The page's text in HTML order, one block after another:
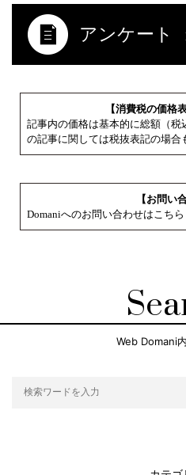
アンケート
【消費税の価格
記事内の価格は基本的に総額（税
の記事に関しては税抜表記の場合
【お問い
Domaniへのお問い合わせはこちら
Web Domani